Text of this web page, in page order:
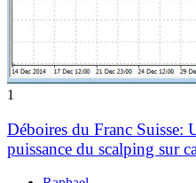
1
Déboires du Franc Suisse:
puissance du scalping sur